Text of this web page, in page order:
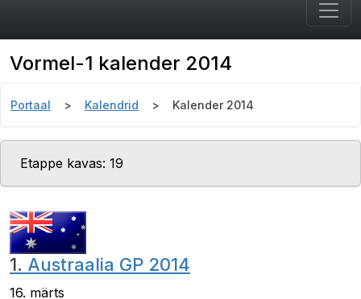
Vormel-1 kalender 2014
Portaal Kalendrid Kalender 2014
Etappe kavas: 19
1. Austraalia GP 2014
16. märts